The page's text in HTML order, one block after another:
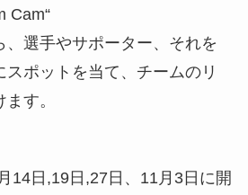
Cam“
、選手やサポーター、それを
ポットを当て、チームのリ
す。
14日,19日,27日、11月3日に開